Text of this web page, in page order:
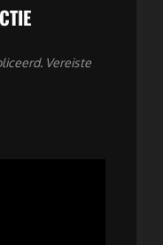
Vereiste